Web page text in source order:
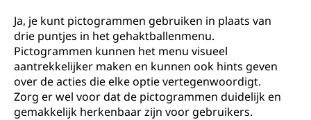
Ja, je kunt pictogrammen gebruiken in plaats van
drie puntjes in het gehaktballenmenu.
Pictogrammen kunnen het menu visueel
aantrekkelijker maken en kunnen ook hints geven
over de acties die elke optie vertegenwoordigt.
Zorg er wel voor dat de pictogrammen duidelijk en
gemakkelijk herkenbaar zijn voor gebruikers.